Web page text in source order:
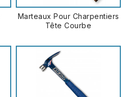
Marteaux Pour Charpentiers
Tête Courbe